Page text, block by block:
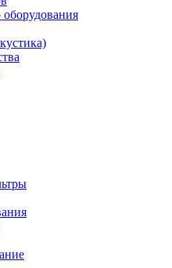
оборудования